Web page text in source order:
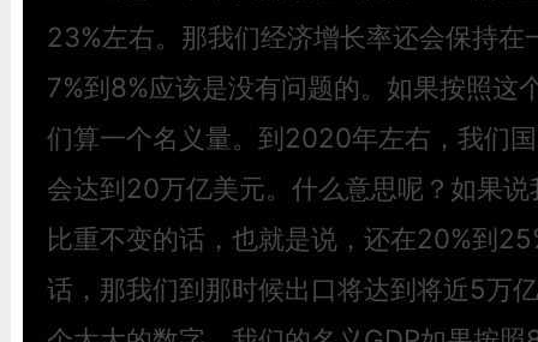
23%左右。那我们经济增长率还会保持在
7%到8%应该是没有问题的。如果按照这
们算一个名义量。到2020年左右，我们
会达到20万亿美元。什么意思呢？如果
比重不变的话，也就是说，还在20%到
话，那我们到那时候出口将达到将近5万